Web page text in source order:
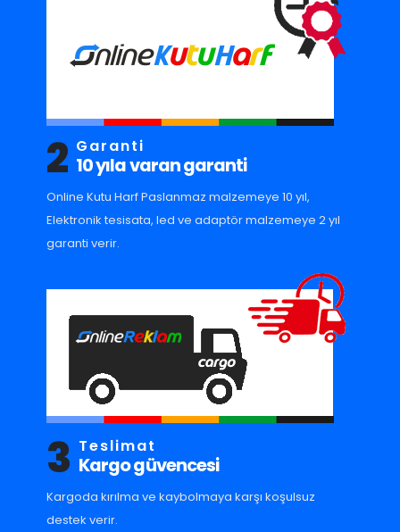
2 Garanti
10 yıla varan garanti
Online Kutu Harf Paslanmaz malzemeye 10 yıl,
Elektronik tesisata, led ve adaptör malzemeye 2 yıl
garanti verir.
3 Teslimat
Kargo güvencesi
Kargoda kırılma ve kaybolmaya karşı koşulsuz
destek verir.